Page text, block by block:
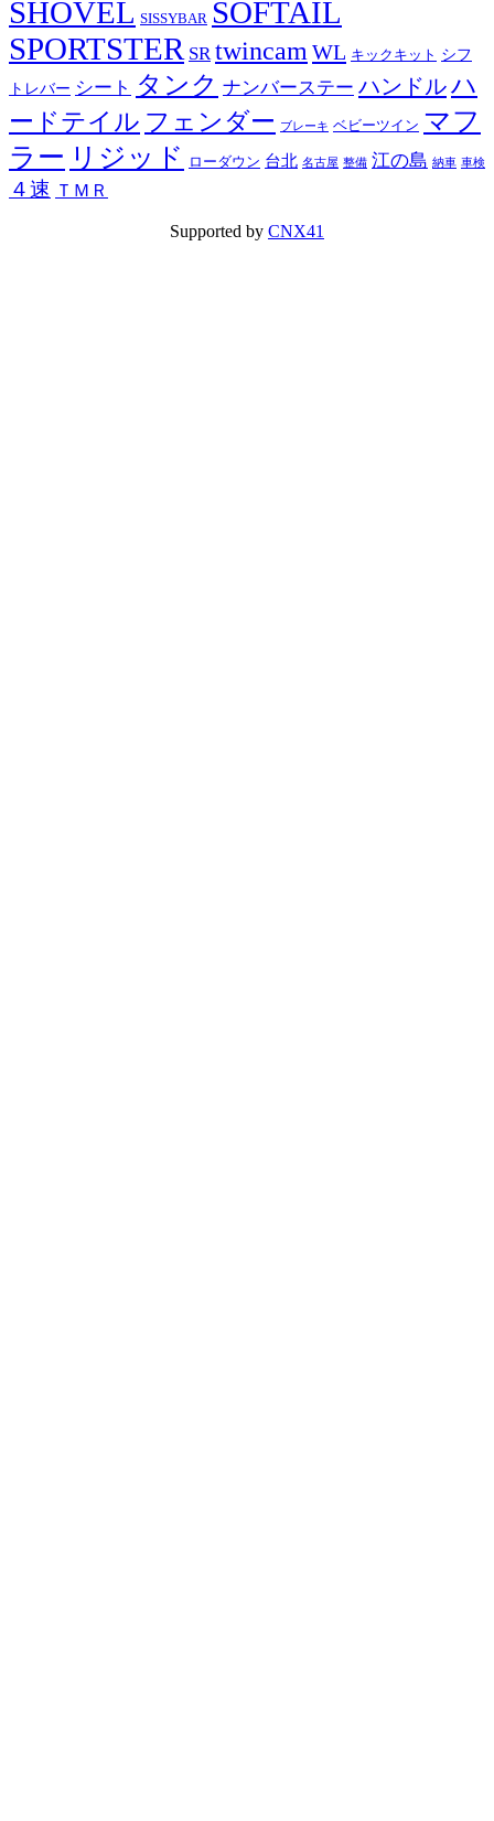
SHOVEL SISSYBAR SOFTAIL
SPORTSTER SR twincamWL キックキット シフ
トレバー シート タンク ナンバーステー ハンドルハ
ードテイル フェンダー ブレーキ ベビーツイン マフ
ラー リジッド ローダウン 台北 名古屋 整備 江の島 納車 車検
４速 ＴＭＲ
Supported by CNX41